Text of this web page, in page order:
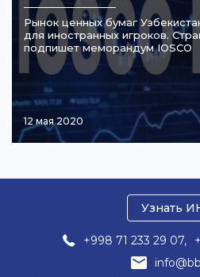
Рынок ценных бумаг
для иностранных игроков.
подпишет меморандум IOSCO
12 мая 2020
Узнать
+998 71 233 29 07,